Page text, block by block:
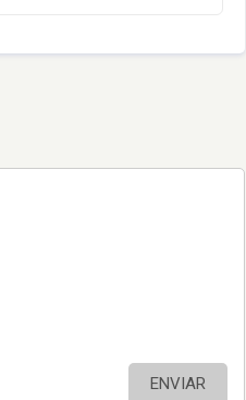
ENVIAR